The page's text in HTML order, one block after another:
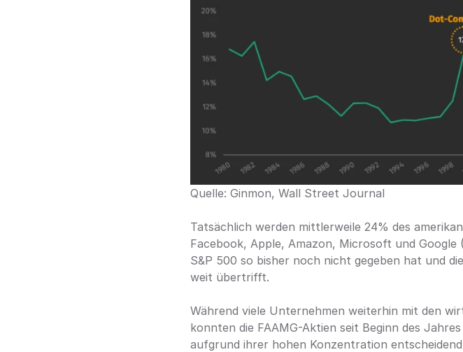
Quelle: Ginmon, Wall Street Journal
Tatsächlich werden mittlerweile 24% des
Facebook, Apple, Amazon, Microsoft und
S&P 500 so bisher noch nicht gegeben hat und
weit übertrifft.
Während viele Unternehmen weiterhin mit den
konnten die FAAMG-Aktien seit Beginn des
aufgrund ihrer hohen Konzentration